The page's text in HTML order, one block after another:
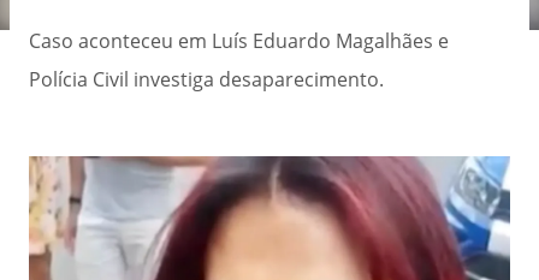
Caso aconteceu em Luís Eduardo Magalhães e
Polícia Civil investiga desaparecimento.